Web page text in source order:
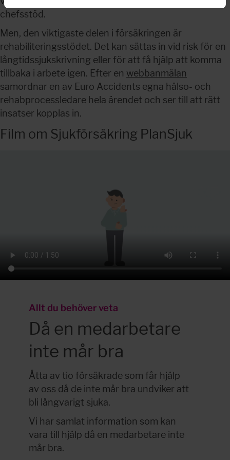
chefsstöd.
Men, den viktigaste delen i försäkringen är
rehabiliteringsstödet. Det kan sättas in vid risk för en
långtidssjukskrivning eller för att få hjälp att komma
tillbaka i arbete igen. Efter en webbanmälan
samordnar en av Euro Accidents egna hälso- och
rehabprocessledare hela ärendet och ser till att rätt
insatser kopplas in.
Film om Sjukförsäkring PlanSjuk
Allt du behöver veta
Då en medarbetare
inte mår bra
Åtta av tio försäkrade som får hjälp
av oss då de inte mår bra undviker att
bli långvarigt sjuka.
Vi har samlat information som kan
vara till hjälp då en medarbetare inte
mår bra.